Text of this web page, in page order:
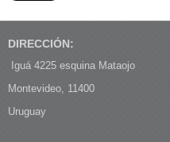
DIRECCIÓN:
Iguá 4225 esquina Mataojo
Montevideo, 11400
Uruguay